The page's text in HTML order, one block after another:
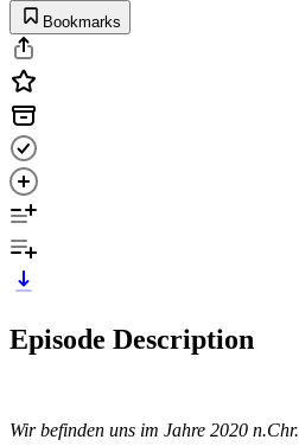
Bookmarks
Episode Description
Wir befinden uns im Jahre 2020 n.Chr.